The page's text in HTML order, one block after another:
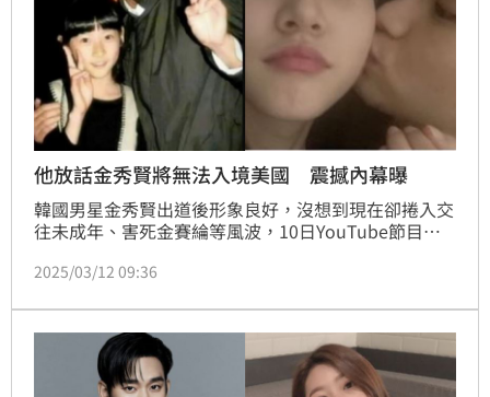
他放話金秀賢將無法入境美國 震撼內幕曝
韓國男星金秀賢出道後形象良好，沒想到現在卻捲入交
往未成年、害死金賽綸等風波，10日YouTube節目
頻道不斷爆料，金秀賢經紀公司出手喊告，對此，《橫
歉，否則不僅將以損害名譽為由提起訴訟，還對金秀賢
撂下狠話。
2025/03/12 09:36